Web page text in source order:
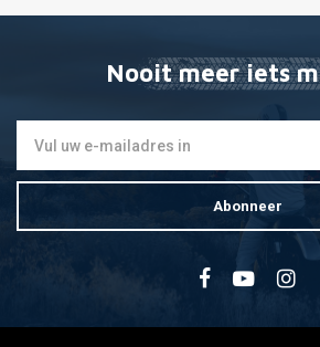
Nooit meer iets
Abonneer